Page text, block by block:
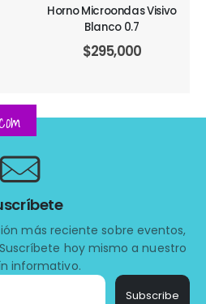
Horno Microondas Visivo
Blanco 0.7
$295,000
más reciente sobre eventos,
hoy mismo a nuestro
informativo.
Subscribe